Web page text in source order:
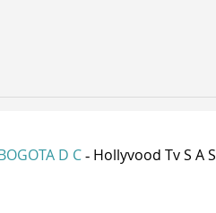
D C - Hollyvood Tv S A S